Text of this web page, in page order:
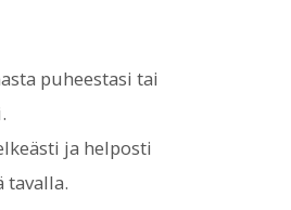
puheestasi tai
ja helposti
tavalla.